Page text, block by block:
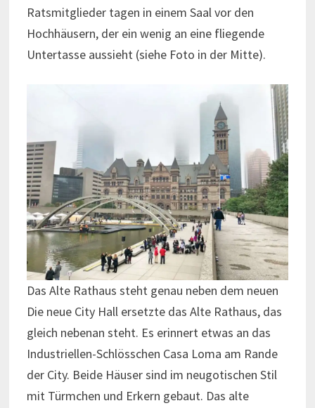
Ratsmitglieder tagen in einem Saal vor den
Hochhäusern, der ein wenig an eine fliegende
Untertasse aussieht (siehe Foto in der Mitte).
Das Alte Rathaus steht genau neben dem neuen
Die neue City Hall ersetzte das Alte Rathaus, das
gleich nebenan steht. Es erinnert etwas an das
Industriellen-Schlösschen Casa Loma am Rande
der City. Beide Häuser sind im neugotischen Stil
mit Türmchen und Erkern gebaut. Das alte